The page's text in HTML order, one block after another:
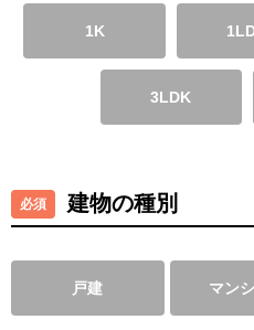
1K
3LDK
建物の種別
戸建 マン